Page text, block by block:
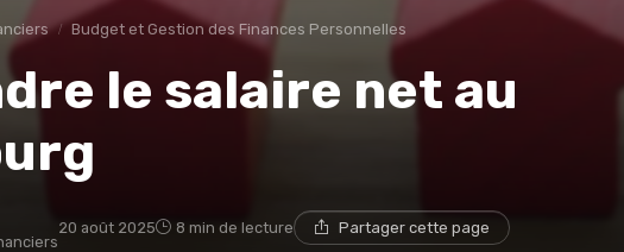
Budget et Gestion des Finances Personnelles
le salaire net au
20 août 2025 8 min de lecture Partager cette page